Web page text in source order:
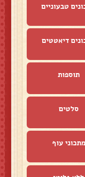
טבעוניים
דיאטטים
תוספות
סלטים
מתכוני עוף